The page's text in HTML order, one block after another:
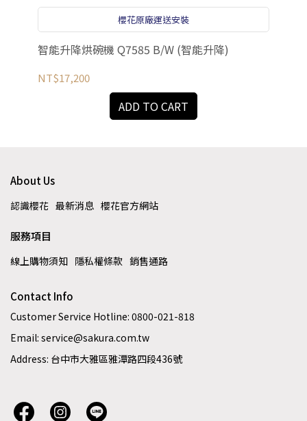
櫻花原廠運送安裝
智能升降烘碗機 Q7585 B/W (智能升降)
NT$17,200
ADD TO CART
About Us
認識櫻花 最新消息 櫻花官方網站
服務項目
線上購物須知 隱私權條款 銷售通路
Contact Info
Customer Service Hotline: 0800-021-818
Email: service@sakura.com.tw
Address: 台中市大雅區雅潭路四段436號